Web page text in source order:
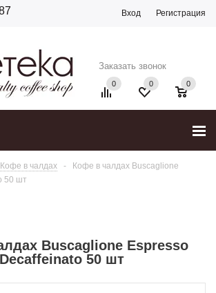
Вход Регистрация
Заказать звонок
0 0
0
Кофе в чалдах -
Кофе в чалдах Buscaglione
50 шт
Buscaglione Espresso
Decaffeinato 50 шт